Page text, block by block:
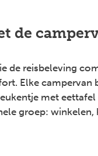
de
de reisbeleving
Elke
met eettafel
groep: